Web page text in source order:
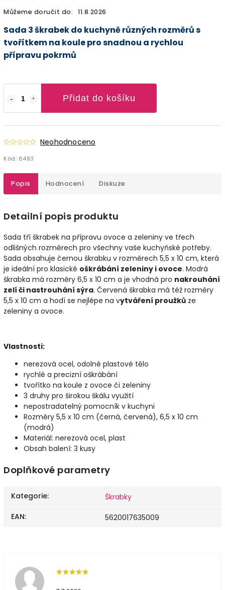
Můžeme doručit do: 11.8.2026
Přidat do košíku
Neohodnoceno
Kód: 6483
Sada 3 škrabek do kuchyně různých rozměrů s
tvořítkem na koule pro snadnou a rychlou
přípravu pokrmů
Popis Hodnocení Diskuze
Detailní popis produktu
Sada tří škrabek na přípravu ovoce a zeleniny ve třech
odlišných rozměrech pro všechny vaše kuchyňské potřeby.
Sada obsahuje černou škrabku v rozměrech 5,5 x 10 cm, která
je ideální pro klasické oškrábání zeleniny i ovoce. Modrá
škrabka má rozměry 6,5 x 10 cm a je vhodná pro nakrouhání
zelí či nastrouhání sýra. Červená škrabka má též rozměry
5,5 x 10 cm a hodí se nejlépe na vytváření proužků ze
zeleniny a ovoce.
Vlastnosti:
nerezová ocel, odolné plastové tělo
rychlé a precizní oškrábání
tvořítko na koule z ovoce či zeleniny
3 druhy pro širokou škálu využití
nepostradatelný pomocník v kuchyni
Rozměry 5,5 x 10 cm (černá, červená), 6,5 x 10 cm
(modrá)
Materiál: nerezová ocel, plast
Obsah balení: 3 kusy
Doplňkové parametry
Kategorie:
Škrabky
EAN: 5620017635009